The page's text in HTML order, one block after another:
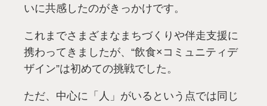
いに共感したのがきっかけです。
これまでさまざまなまちづくりや伴走支援に
携わってきましたが、“飲食×コミュニティデ
ザイン”は初めての挑戦でした。
ただ、中心に「人」がいるという点では同じ